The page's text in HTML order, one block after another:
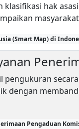
hak
(Smart Map) di
pengukuran
dengan
Pengaduan